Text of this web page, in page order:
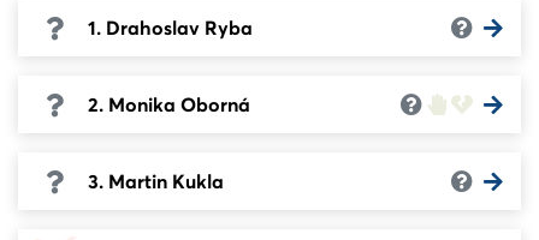
1. Drahoslav Ryba
2. Monika Oborná
3. Martin Kukla